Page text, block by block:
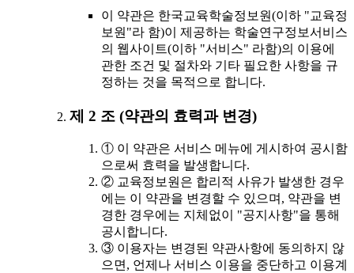
이 약관은 한국교육학술정보원(이하 "교육정
보원"라 함)이 제공하는 학술연구정보서비스
의 웹사이트(이하 "서비스" 라함)의 이용에
관한 조건 및 절차와 기타 필요한 사항을 규
정하는 것을 목적으로 합니다.
제 2 조 (약관의 효력과 변경)
① 이 약관은 서비스 메뉴에 게시하여 공시함
으로써 효력을 발생합니다.
② 교육정보원은 합리적 사유가 발생한 경우
에는 이 약관을 변경할 수 있으며, 약관을 변
경한 경우에는 지체없이 "공지사항"을 통해
공시합니다.
③ 이용자는 변경된 약관사항에 동의하지 않
으면, 언제나 서비스 이용을 중단하고 이용계